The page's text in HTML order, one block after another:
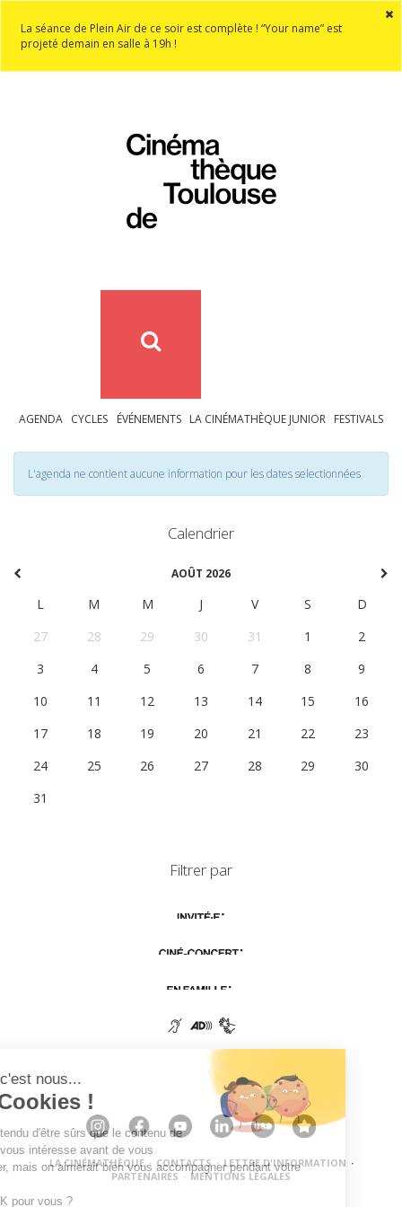
La séance de Plein Air de ce soir est complète ! “Your name” est
projeté demain en salle à 19h !
AGENDA CYCLES ÉVÉNEMENTS LA CINÉMATHÈQUE JUNIOR FESTIVALS
L'agenda ne contient aucune information pour les dates selectionnées
Calendrier
AOÛT 2026
L M M J V S
D
27
28 29 30 31 1
2
3
4 5 6 7 8
9
10
11 12 13 14 15
16
17
18 19 20 21 22
23
24
25 26 27 28 29
30
31
Filtrer par
LA CINÉMATHÈQUE · CONTACTS · LETTRE D'INFORMATION ·
PARTENAIRES · MENTIONS LÉGALES